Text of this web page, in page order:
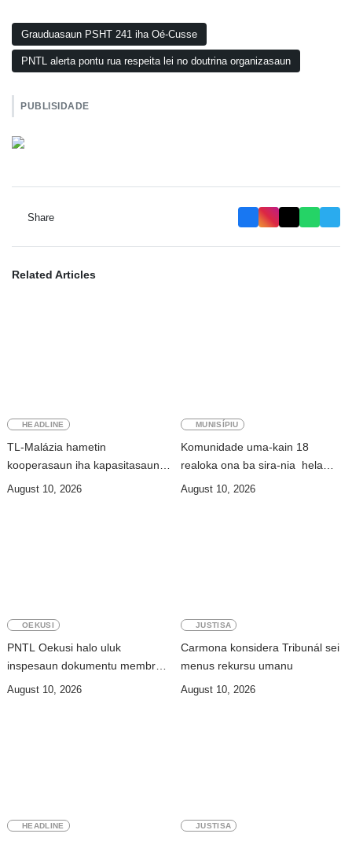
Grauduasaun PSHT 241 iha Oé-Cusse
PNTL alerta pontu rua respeita lei no doutrina organizasaun
PUBLISIDADE
Share
Related Articles
HEADLINE
TL-Malázia hametin
kooperasaun iha kapasitasaun
rekursu umanu
August 10, 2026
MUNISÍPIU
Komunidade uma-kain 18
realoka ona ba sira-nia hela
fatin iha foho Builó okos
August 10, 2026
OEKUSI
PNTL Oekusi halo uluk
inspesaun dokumentu membru
sira-nian molok pasa-revista iha
August 10, 2026
JUSTISA
Carmona konsidera Tribunál sei
menus rekursu umanu
August 10, 2026
HEADLINE JUSTISA